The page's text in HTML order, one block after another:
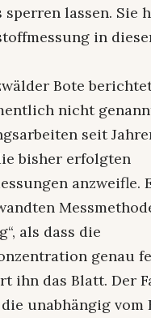
sperren lassen. Sie
in
Bote
nicht
seit
bisher erfolgten
anzweifle.
als dass die
genau
ihn das Blatt. Der
unabhängig vom